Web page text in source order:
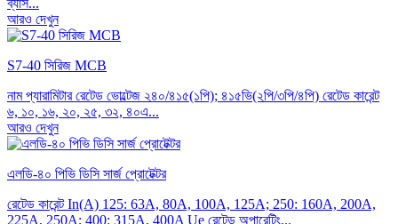
আরও দেখুন
S7-40 সিরিজ MCB
নাম প্যারামিটার রেটেড ভোল্টেজ ২৪০/৪১৫(১পি); ৪১৫ভি(২পি/৩পি/৪পি) রেটেড কারেন্ট
৬, ১০, ১৬, ২০, ২৫, ৩২, ৪০এ...
আরও দেখুন
এলডি-৪০ পিভি ডিসি সার্জ প্রোটেক্টর
রেটেড কারেন্ট In(A) 125: 63A, 80A, 100A, 125A; 250: 160A, 200A,
225A, 250A; 400: 315A, 400A Ue রেটেড অপারেটিং...